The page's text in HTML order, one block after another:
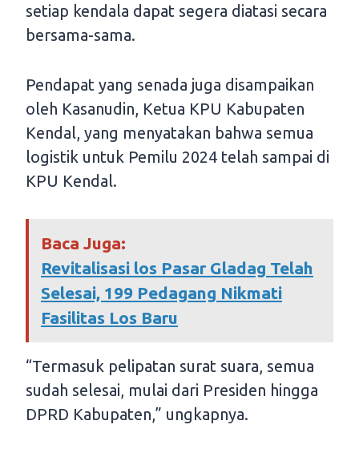
setiap kendala dapat segera diatasi secara
bersama-sama.
Pendapat yang senada juga disampaikan
oleh Kasanudin, Ketua KPU Kabupaten
Kendal, yang menyatakan bahwa semua
logistik untuk Pemilu 2024 telah sampai di
KPU Kendal.
Baca Juga:
Revitalisasi los Pasar Gladag Telah
Selesai, 199 Pedagang Nikmati
Fasilitas Los Baru
“Termasuk pelipatan surat suara, semua
sudah selesai, mulai dari Presiden hingga
DPRD Kabupaten,” ungkapnya.